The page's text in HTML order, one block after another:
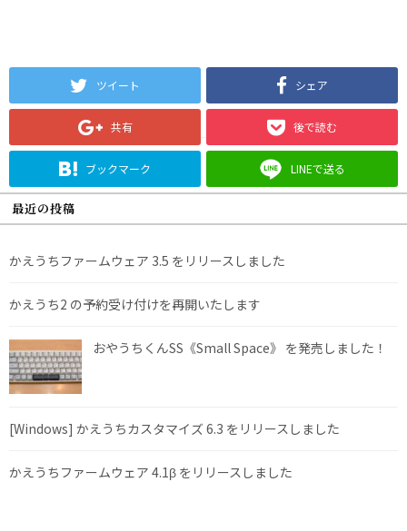
ツイート シェア
共有 後で読む
ブックマーク LINEで送る
最近の投稿
かえうちファームウェア 3.5 をリリースしました
かえうち2 の予約受け付けを再開いたします
おやうちくんSS《Small Space》 を発売しました！
[Windows] かえうちカスタマイズ 6.3 をリリースしました
かえうちファームウェア 4.1β をリリースしました